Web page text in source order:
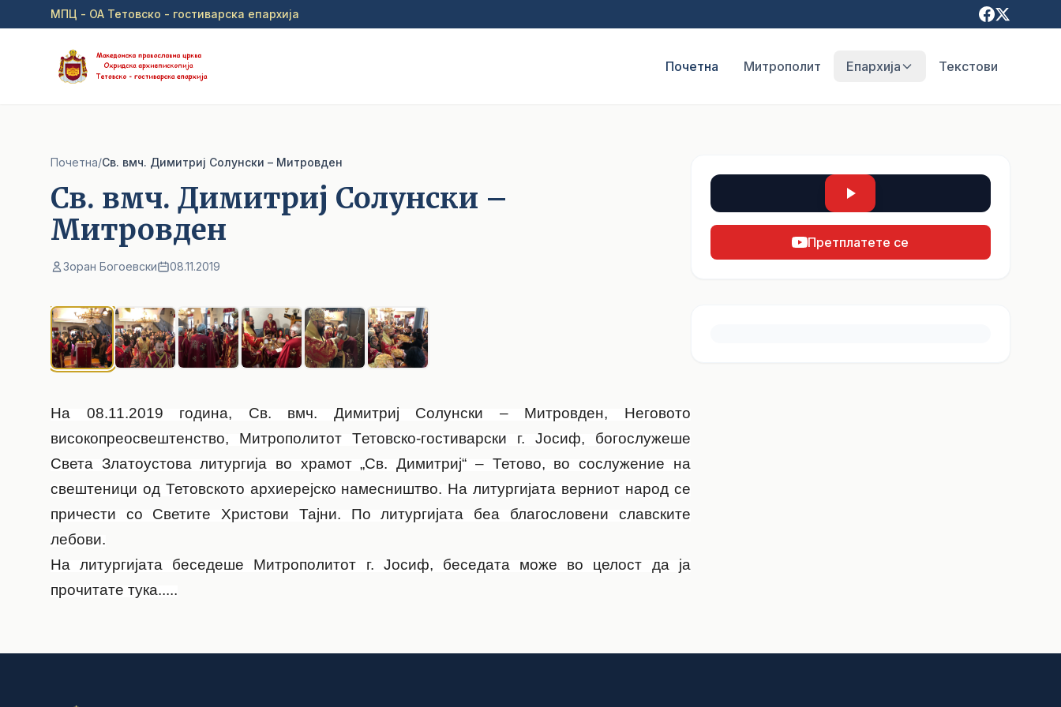
Прејди на главна содржина
МПЦ - ОА Тетовско - гостиварска епархија
Почетна Митрополит Епархија Текстови
Почетна/Св. вмч. Димитриј Солунски – Митровден
Св. вмч. Димитриј Солунски –
Митровден
Зоран Богоевски 08.11.2019
На 08.11.2019 година, Св. вмч. Димитриј Солунски – Митровден, Неговото
високопреосвештенство, Митрополитот Tетовско-гостиварски г. Јосиф, богослужеше
Света Златоустова литургија во храмот „Св. Димитриј“ – Тетово, во сослужение на
свештеници од Тетовското архиерејско намесништво. На литургијата верниот народ се
причести со Светите Христови Тајни. По литургијата беа благословени славските
лебови.
На литургијата беседеше Митрополитот г. Јосиф, беседата може во целост да ја
прочитате тука.....
Претплатете се